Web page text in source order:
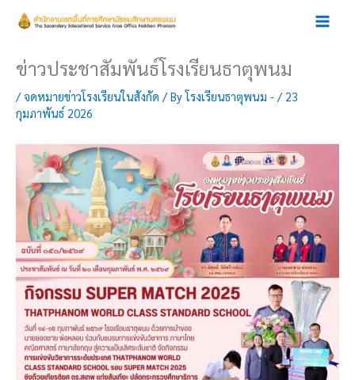
ข่าวประชาสัมพันธ์โรงเรียนธาตุพนม
/จดหมายข่าวโรงเรียนในสังกัด / Byโรงเรียนธาตุพนม - / 23
กุมภาพันธ์ 2026